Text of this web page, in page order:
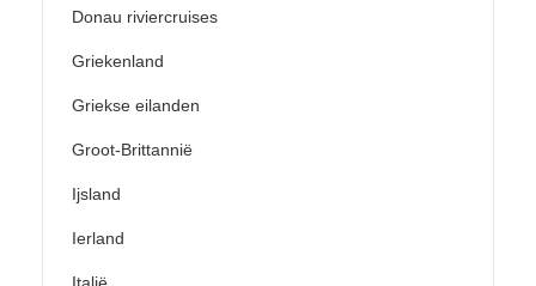
Donau riviercruises
Griekenland
Griekse eilanden
Groot-Brittannië
Ijsland
Ierland